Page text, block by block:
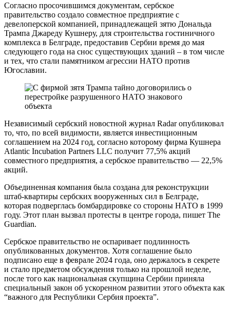
Согласно просочившимся документам, сербское
правительство создало совместное предприятие с
девелоперской компанией, принадлежащей зятю Дональда
Трампа Джареду Кушнеру, для строительства гостиничного
комплекса в Белграде, предоставив Сербии время до мая
следующего года на снос существующих зданий – в том числе
и тех, что стали памятником агрессии НАТО против
Югославии.
Независимый сербский новостной журнал Radar опубликовал
то, что, по всей видимости, является инвестиционным
соглашением на 2024 год, согласно которому фирма Кушнера
Atlantic Incubation Partners LLC получит 77,5% акций
совместного предприятия, а сербское правительство — 22,5%
акций.
Объединенная компания была создана для реконструкции
штаб-квартиры сербских вооруженных сил в Белграде,
которая подверглась бомбардировке со стороны НАТО в 1999
году. Этот план вызвал протесты в центре города, пишет The
Guardian.
Сербское правительство не оспаривает подлинность
опубликованных документов. Хотя соглашение было
подписано еще в феврале 2024 года, оно держалось в секрете
и стало предметом обсуждения только на прошлой неделе,
после того как национальная скупщина Сербии приняла
специальный закон об ускоренном развитии этого объекта как
“важного для Республики Сербия проекта”.